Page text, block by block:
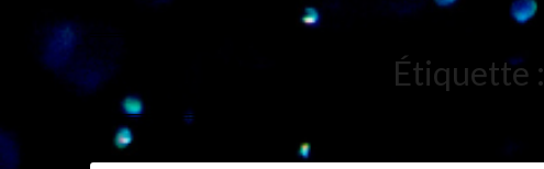
Étiquette :